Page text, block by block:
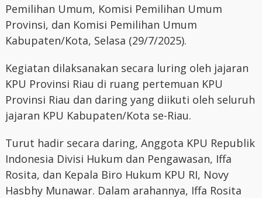
Pemilihan Umum, Komisi Pemilihan Umum
Provinsi, dan Komisi Pemilihan Umum
Kabupaten/Kota, Selasa (29/7/2025).
Kegiatan dilaksanakan secara luring oleh jajaran
KPU Provinsi Riau di ruang pertemuan KPU
Provinsi Riau dan daring yang diikuti oleh seluruh
jajaran KPU Kabupaten/Kota se-Riau.
Turut hadir secara daring, Anggota KPU Republik
Indonesia Divisi Hukum dan Pengawasan, Iffa
Rosita, dan Kepala Biro Hukum KPU RI, Novy
Hasbhy Munawar. Dalam arahannya, Iffa Rosita